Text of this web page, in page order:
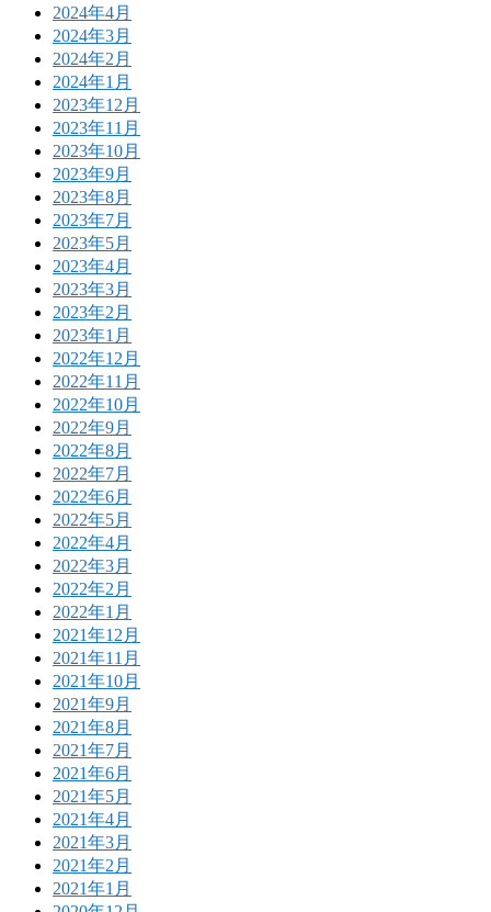
2024年4月
2024年3月
2024年2月
2024年1月
2023年12月
2023年11月
2023年10月
2023年9月
2023年8月
2023年7月
2023年5月
2023年4月
2023年3月
2023年2月
2023年1月
2022年12月
2022年11月
2022年10月
2022年9月
2022年8月
2022年7月
2022年6月
2022年5月
2022年4月
2022年3月
2022年2月
2022年1月
2021年12月
2021年11月
2021年10月
2021年9月
2021年8月
2021年7月
2021年6月
2021年5月
2021年4月
2021年3月
2021年2月
2021年1月